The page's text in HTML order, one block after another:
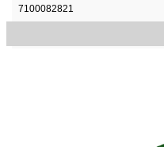
7100082821